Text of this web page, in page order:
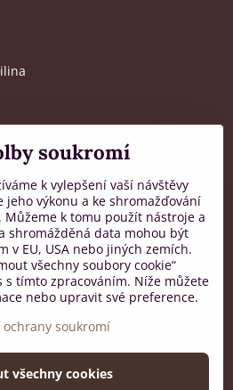
soukromí
k vylepšení vaší návštěvy
jeho výkonu a ke shromažďování
k tomu použít nástroje a
shromážděná data mohou být
v EU, USA nebo jiných zemích.
všechny soubory cookie“
tímto zpracováním. Níže můžete
nebo upravit své preference.
ochrany soukromí
všechny cookies